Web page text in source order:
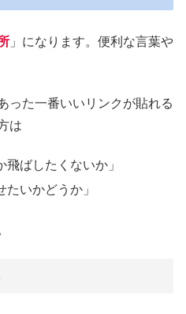
」になります。便利な言葉や
った一番いいリンクが貼れる
は
飛ばしたくないか」
たいかどうか」